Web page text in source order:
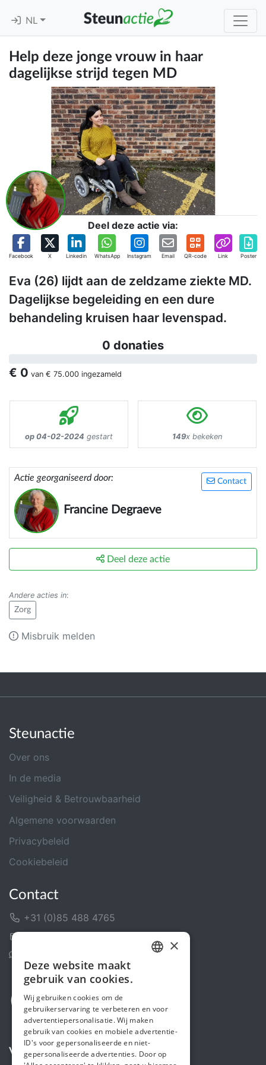
NL
Help deze jonge vrouw in haar
dagelijkse strijd tegen MD
Deel deze actie via:
Facebook X Linkedin WhatsApp Instagram Email QR-code Link Poster
Eva (26) lijdt aan de zeldzame ziekte MD.
Dagelijkse begeleiding en een dure
behandeling kruisen haar levenspad.
0 donaties
€ 0 van € 75.000 ingezameld
op 04-02-2024 gestart 149x bekeken
Contact
Actie georganiseerd door:
Francine Degraeve
Deel deze actie
Andere acties in:
Zorg
Misbruik melden
Steunactie
Over ons
In de media
Veiligheid & Betrouwbaarheid
Algemene voorwaarden
Privacybeleid
Cookiebeleid
Contact
+31 (0)85 488 4765
Volg ons
ENGLISH
×
Deze website maakt
gebruik van cookies.
Wij gebruiken cookies om de
gebruikerservaring te verbeteren en voor
advertentiepersonalisatie. Wij maken
gebruik van cookies en mobiele advertentie-
ID's voor gepersonaliseerde en niet-
gepersonaliseerde advertenties. Door op